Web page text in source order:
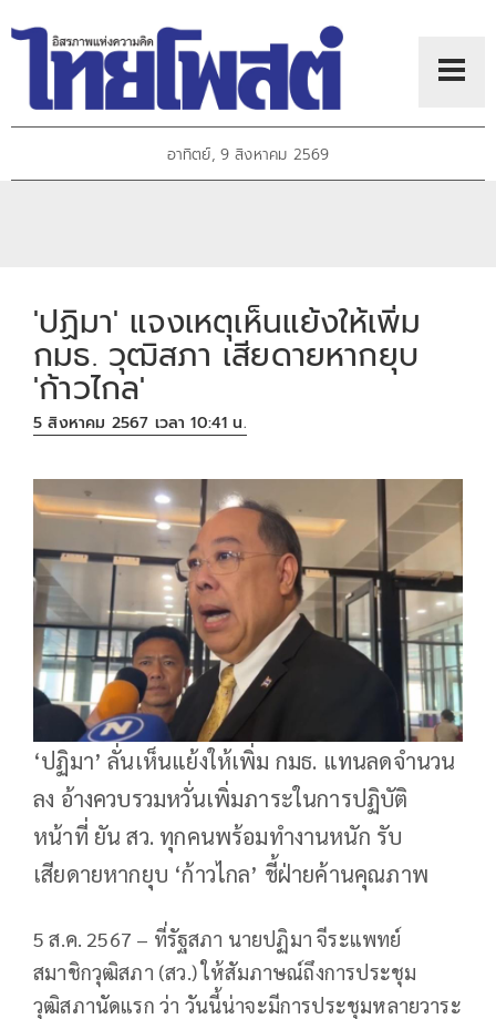
อาทิตย์, 9 สิงหาคม 2569
'ปฏิมา' แจงเหตุเห็นแย้งให้เพิ่ม
กมธ. วุฒิสภา เสียดายหากยุบ
'ก้าวไกล'
5 สิงหาคม 2567 เวลา 10:41 น.
‘ปฏิมา’ ลั่นเห็นแย้งให้เพิ่ม กมธ. แทนลดจำนวน
ลง อ้างควบรวมหวั่นเพิ่มภาระในการปฏิบัติ
หน้าที่ ยัน สว. ทุกคนพร้อมทำงานหนัก รับ
เสียดายหากยุบ ‘ก้าวไกล’ ชี้ฝ่ายค้านคุณภาพ
5 ส.ค. 2567 – ที่รัฐสภา นายปฏิมา จีระแพทย์
สมาชิกวุฒิสภา (สว.) ให้สัมภาษณ์ถึงการประชุม
วุฒิสภานัดแรก ว่า วันนี้น่าจะมีการประชุมหลายวาระ